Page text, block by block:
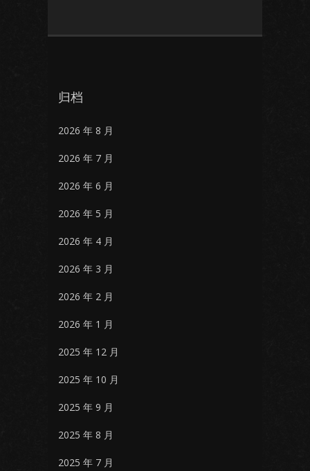
归档
2026 年 8 月
2026 年 7 月
2026 年 6 月
2026 年 5 月
2026 年 4 月
2026 年 3 月
2026 年 2 月
2026 年 1 月
2025 年 12 月
2025 年 10 月
2025 年 9 月
2025 年 8 月
2025 年 7 月